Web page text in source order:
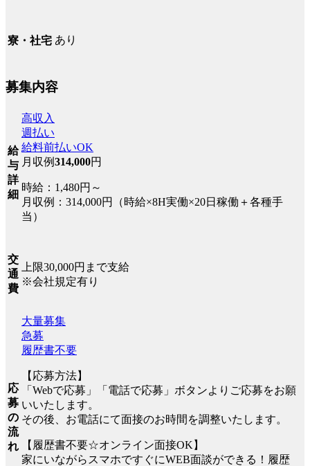
寮・社宅 あり
募集内容
給
与
詳
細
高収入
週払い
給料前払いOK
月収例314,000円
時給：1,480円～
月収例：314,000円（時給×8H実働×20日稼働＋各種手
当）
交
通
費
上限30,000円まで支給
※会社規定有り
応
募
の
流
れ
大量募集
急募
履歴書不要
【応募方法】
「Webで応募」「電話で応募」ボタンよりご応募をお願
いいたします。
その後、お電話にて面接のお時間を調整いたします。
【履歴書不要☆オンライン面接OK】
家にいながらスマホですぐにWEB面談ができる！履歴